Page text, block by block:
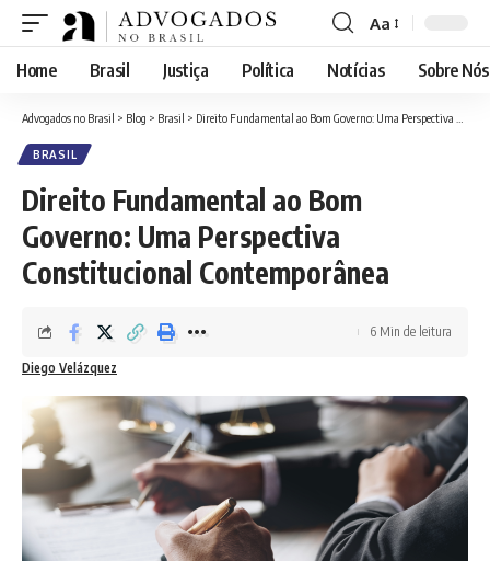
Font
Resizer
Aa
Home Brasil Justiça Política Notícias Sobre Nós
Advogados no Brasil > Blog > Brasil > Direito Fundamental ao Bom Governo: Uma Perspectiva Constitucional Contemporânea
BRASIL
Direito Fundamental ao Bom
Governo: Uma Perspectiva
Constitucional Contemporânea
Diego Velázquez
6 Min de leitura